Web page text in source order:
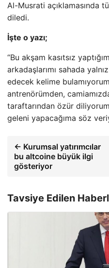
Al-Musrati açıklamasında
diledi.
İşte o yazı;
“Bu akşam kasıtsız
arkadaşlarımı sahada
edecek kelime
antrenörümden,
taraftarından özür
geleni yapacağıma söz
← Kurumsal yatırımcılar
bu altcoine büyük ilgi
gösteriyor
Tavsiye Edilen